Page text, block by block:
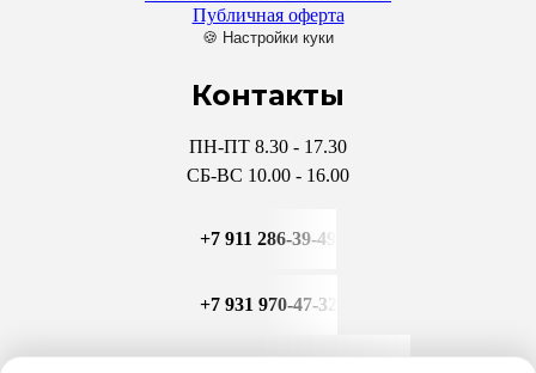
Публичная оферта
🍪 Настройки куки
Контакты
ПН-ПТ 8.30 - 17.30
СБ-ВС 10.00 - 16.00
+7 911 286-39-49
+7 931 970-47-32